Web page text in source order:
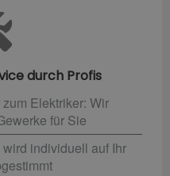
durch Profis
Elektriker: Wir
für Sie
individuell auf Ihr